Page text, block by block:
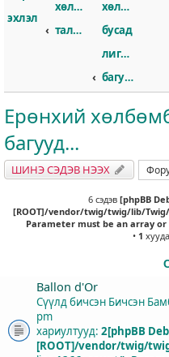
эхлэл
хөлбөмбөгийн
талаар
хөлбөмбөг,
бусад
лигүүд,
багууд...
Ерөнхий
багууд...
ШИНЭ СЭДЭВ НЭЭХ
6 сэдэв [phpBB
[ROOT]/vendor/twig/twig/lib/
Parameter must be an array
• 1
Ballon d'Or
Сүүлд бичсэн Бичсэн
pm
хариултууд: 2[phpBB
[ROOT]/vendor/twig/